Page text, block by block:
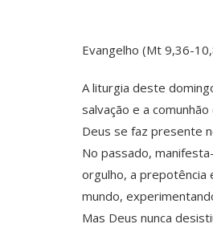
Evangelho (Mt 9,36-
A liturgia deste
salvação e a comunhão
Deus se faz presente
No passado,
orgulho, a prepotência
mundo,
Mas Deus nunca